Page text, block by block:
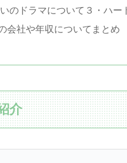
のドラマについて３・ハ
会社や年収についてまとめ
介